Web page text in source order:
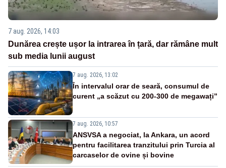
7 aug. 2026, 14:03
Dunărea crește ușor la intrarea în țară, dar rămâne mult
sub media lunii august
7 aug. 2026, 13:02
În intervalul orar de seară, consumul de
curent „a scăzut cu 200-300 de megawați”
7 aug. 2026, 10:57
ANSVSA a negociat, la Ankara, un acord
pentru facilitarea tranzitului prin Turcia al
carcaselor de ovine și bovine